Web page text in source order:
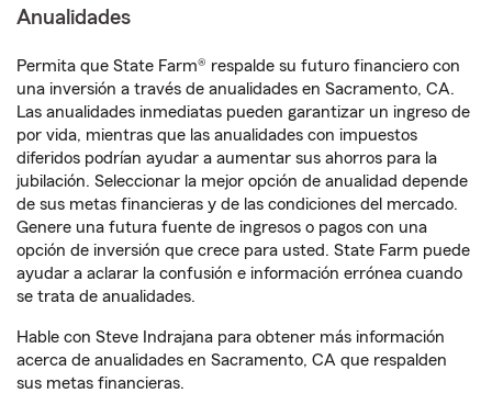
Anualidades
Permita que State Farm® respalde su futuro financiero con
una inversión a través de anualidades en Sacramento, CA.
Las anualidades inmediatas pueden garantizar un ingreso de
por vida, mientras que las anualidades con impuestos
diferidos podrían ayudar a aumentar sus ahorros para la
jubilación. Seleccionar la mejor opción de anualidad depende
de sus metas financieras y de las condiciones del mercado.
Genere una futura fuente de ingresos o pagos con una
opción de inversión que crece para usted. State Farm puede
ayudar a aclarar la confusión e información errónea cuando
se trata de anualidades.
Hable con Steve Indrajana para obtener más información
acerca de anualidades en Sacramento, CA que respalden
sus metas financieras.